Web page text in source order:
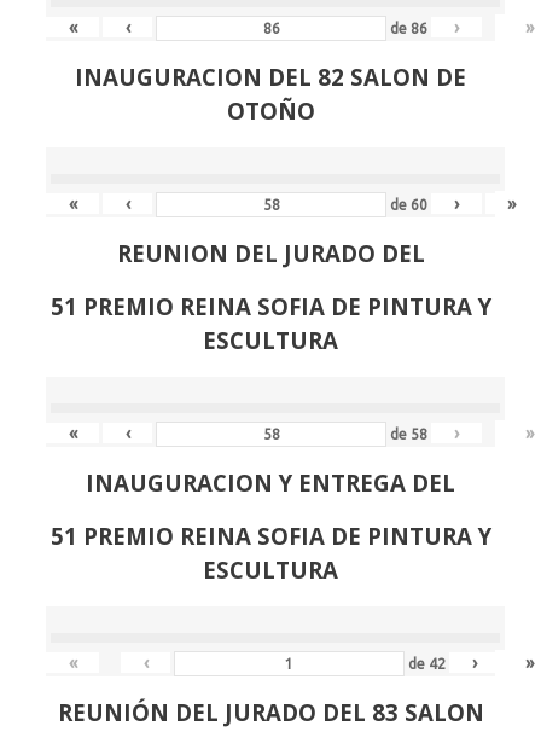
« ‹ de 86 › »
INAUGURACION DEL 82 SALON DE
OTOÑO
« ‹ de 60 › »
REUNION DEL JURADO DEL
51 PREMIO REINA SOFIA DE PINTURA Y
ESCULTURA
« ‹ de 58 › »
INAUGURACION Y ENTREGA DEL
51 PREMIO REINA SOFIA DE PINTURA Y
ESCULTURA
« ‹ de 42 › »
REUNIÓN DEL JURADO DEL 83 SALON